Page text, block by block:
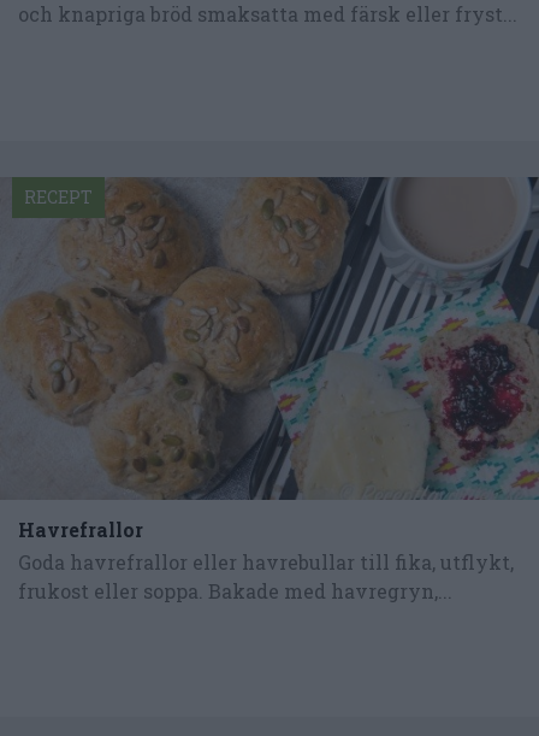
och knapriga bröd smaksatta med färsk eller fryst...
Havrefrallor
Goda havrefrallor eller havrebullar till fika, utflykt,
frukost eller soppa. Bakade med havregryn,...
RECEPT